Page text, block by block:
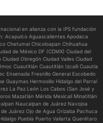
en alianza con la IPS fundación
Acapulco Aguascalientes Apodaca
Chetumal Chicoloapan Chihuahua
de México DF (CDMX) Ciudad del
Obregón Ciudad Valles Ciudad
Cuautitlán Cuautitlán Izcalli Cuautla
Ensenada Fresnillo General Escobedo
Guaymas Hermosillo Hidalgo del Parral
La Paz León Los Cabos (San José y
Mazatlán Mérida Mexicali Minatitlán
Naucalpan de Juárez Navojoa
Juárez Ojo de Agua Orizaba Pachuca
Puebla Puerto Vallarta Querétaro